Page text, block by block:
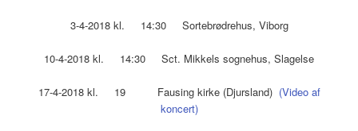
3-4-2018 kl. 14:30 Sortebrødrehus, Viborg
10-4-2018 kl. 14:30 Sct. Mikkels sognehus, Slagelse
17-4-2018 kl. 19 Fausing kirke (Djursland) (Video af
koncert)